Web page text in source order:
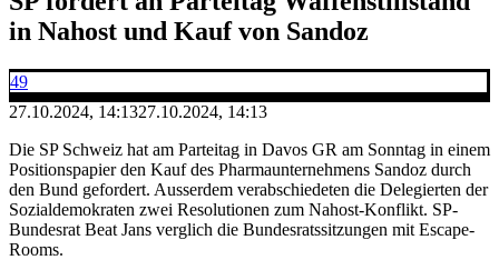
in Nahost und Kauf von Sandoz
49
27.10.2024, 14:1327.10.2024, 14:13
Die SP Schweiz hat am Parteitag in Davos GR am Sonntag in einem
Positionspapier den Kauf des Pharmaunternehmens Sandoz durch
den Bund gefordert. Ausserdem verabschiedeten die Delegierten der
Sozialdemokraten zwei Resolutionen zum Nahost-Konflikt. SP-
Bundesrat Beat Jans verglich die Bundesratssitzungen mit Escape-
Rooms.